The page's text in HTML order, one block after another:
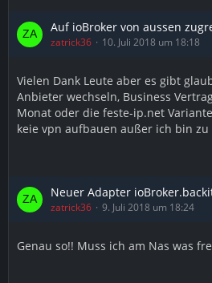
Auf ioBroker von aussen
zatrick36 10. Juli 2018 um 18:18
Vielen Dank Leute aber es gibt
Anbieter wechseln, Business
Monat oder die feste-ip.net
keie vpn aufbauen außer ich bin
Neuer Adapter
zatrick36 9. Juli 2018 um 18:24
Genau so!! Muss ich am Nas was